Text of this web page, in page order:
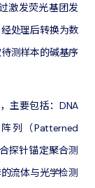
激发荧光基团发
处理后转换为数
测样本的碱基序
主要包括：DNA
列（Patterned
探针锚定聚合测
流体与光学检测